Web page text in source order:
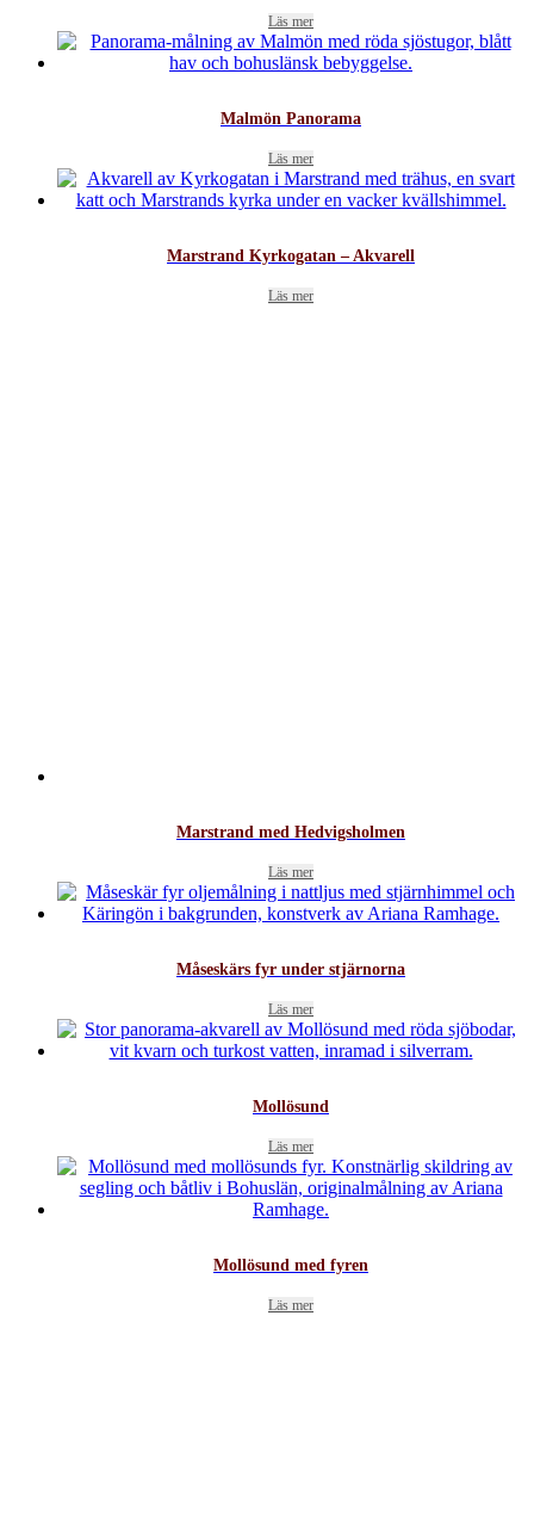
Läs mer
Malmön Panorama
Läs mer
Marstrand Kyrkogatan – Akvarell
Läs mer
Marstrand med Hedvigsholmen
Läs mer
Måseskärs fyr under stjärnorna
Läs mer
Mollösund
Läs mer
Mollösund med fyren
Läs mer